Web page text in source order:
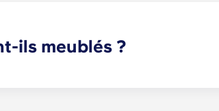
ils meublés ?